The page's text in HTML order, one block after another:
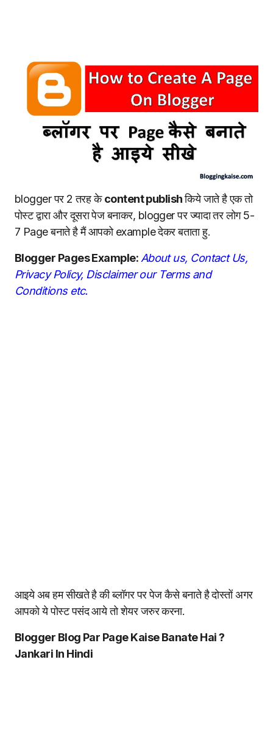
blogger पर 2 तरह केcontent publishकिये जाते है एक तो
पोस्ट द्वारा और दूसरा पेज बनाकर, blogger पर ज्यादा तर लोग 5-
7 Page बनाते है मैं आपको example देकर बताता हु.
Blogger Pages Example:About us, Contact Us,
Privacy Policy, Disclaimer our Terms and
Conditions etc.
आइये अब हम सीखते है की ब्लॉगर पर पेज कैसे बनाते है दोस्तों अगर
आपको ये पोस्ट पसंद आये तो शेयर जरुर करना.
Blogger Blog Par Page Kaise Banate Hai ?
Jankari In Hindi